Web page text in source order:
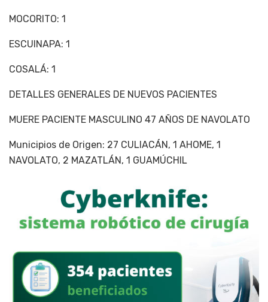
MOCORITO: 1
ESCUINAPA: 1
COSALÁ: 1
DETALLES GENERALES DE NUEVOS PACIENTES
MUERE PACIENTE MASCULINO 47 AÑOS DE NAVOLATO
Municipios de Origen: 27 CULIACÁN, 1 AHOME, 1
NAVOLATO, 2 MAZATLÁN, 1 GUAMÚCHIL